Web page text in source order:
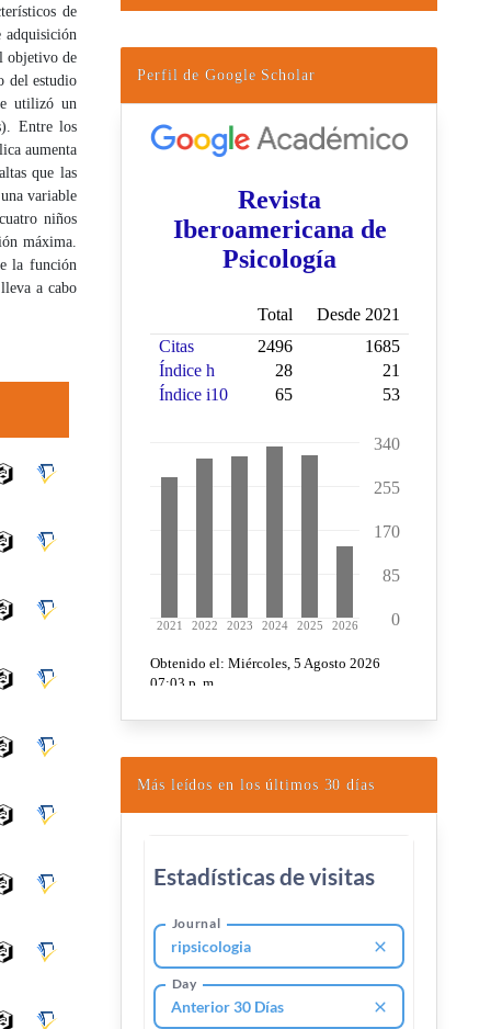
de
adquisición
objetivo de
del estudio
utilizó un
Entre los
aumenta
que las
variable
niños
máxima.
la función
a cabo
Perfil de Google Scholar
Más leídos en los últimos 30 días